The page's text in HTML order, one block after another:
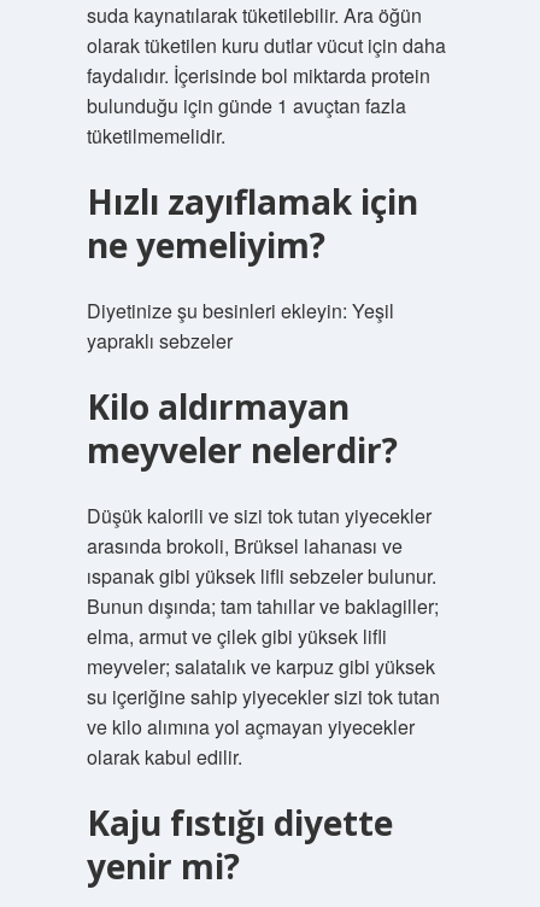
suda kaynatılarak tüketilebilir. Ara öğün
olarak tüketilen kuru dutlar vücut için daha
faydalıdır. İçerisinde bol miktarda protein
bulunduğu için günde 1 avuçtan fazla
tüketilmemelidir.
Hızlı zayıflamak için
ne yemeliyim?
Diyetinize şu besinleri ekleyin: Yeşil
yapraklı sebzeler
Kilo aldırmayan
meyveler nelerdir?
Düşük kalorili ve sizi tok tutan yiyecekler
arasında brokoli, Brüksel lahanası ve
ıspanak gibi yüksek lifli sebzeler bulunur.
Bunun dışında; tam tahıllar ve baklagiller;
elma, armut ve çilek gibi yüksek lifli
meyveler; salatalık ve karpuz gibi yüksek
su içeriğine sahip yiyecekler sizi tok tutan
ve kilo alımına yol açmayan yiyecekler
olarak kabul edilir.
Kaju fıstığı diyette
yenir mi?